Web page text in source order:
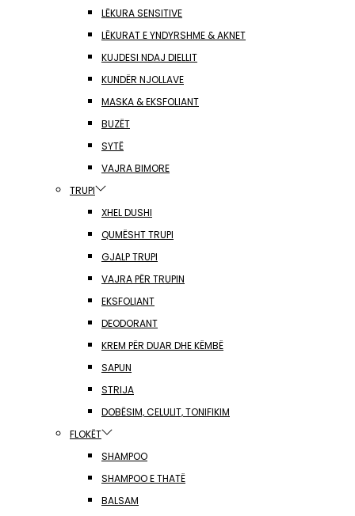
LËKURA SENSITIVE
LËKURAT E YNDYRSHME & AKNET
KUJDESI NDAJ DIELLIT
KUNDËR NJOLLAVE
MASKA & EKSFOLIANT
BUZËT
SYTË
VAJRA BIMORE
TRUPI
XHEL DUSHI
QUMËSHT TRUPI
GJALP TRUPI
VAJRA PËR TRUPIN
EKSFOLIANT
DEODORANT
KREM PËR DUAR DHE KËMBË
SAPUN
STRIJA
DOBËSIM, CELULIT, TONIFIKIM
FLOKËT
SHAMPOO
SHAMPOO E THATË
BALSAM